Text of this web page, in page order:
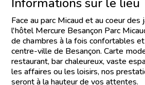
Face au parc Micaud et au coeur des
l'hôtel Mercure Besançon Parc
de chambres à la fois confortables
centre-ville de Besançon. Carte
restaurant, bar chaleureux, vaste
les affaires ou les loisirs, nos
seront à la hauteur de vos attentes.